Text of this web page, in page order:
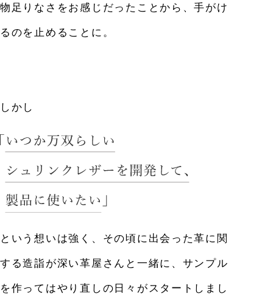
物足りなさをお感じだったことから、手がけ
るのを止めることに。
しかし
という想いは強く、その頃に出会った革に関
する造詣が深い革屋さんと一緒に、 サンプル
を作ってはやり直しの日々がスタートしまし